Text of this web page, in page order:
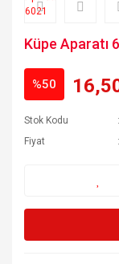
Küpe Aparatı
%50
Stok Kodu
Fiyat